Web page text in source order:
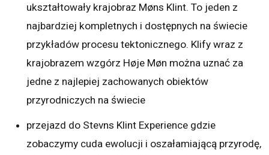
ukształtowały krajobraz Møns Klint. To jeden z
najbardziej kompletnych i dostępnych na świecie
przykładów procesu tektonicznego. Klify wraz z
krajobrazem wzgórz Høje Møn można uznać za
jedne z najlepiej zachowanych obiektów
przyrodniczych na świecie
przejazd do Stevns Klint Experience gdzie
zobaczymy cuda ewolucji i oszałamiającą przyrodę,